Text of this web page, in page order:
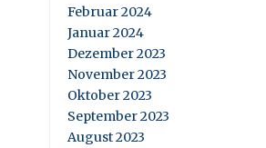
Februar 2024
Januar 2024
Dezember 2023
November 2023
Oktober 2023
September 2023
August 2023